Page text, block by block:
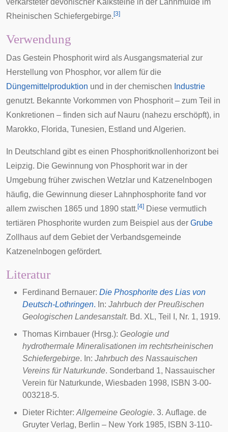
verkarsteter devonischer Kalksteine in der Lahnmulde im
Rheinischen Schiefergebirge. [3]
Verwendung
Das Gestein Phosphorit wird als Ausgangsmaterial zur
Herstellung von Phosphor, vor allem für die
Düngemittelproduktion und in der chemischen Industrie
genutzt. Bekannte Vorkommen von Phosphorit – zum Teil in
Konkretionen – finden sich auf Nauru (nahezu erschöpft), in
Marokko, Florida, Tunesien, Estland und Algerien.
In Deutschland gibt es einen Phosphoritknollenhorizont bei
Leipzig. Die Gewinnung von Phosphorit war in der
Umgebung früher zwischen Wetzlar und Katzenelnbogen
häufig, die Gewinnung dieser Lahnphosphorite fand vor
allem zwischen 1865 und 1890 statt. [4] Diese vermutlich
tertiären Phosphorite wurden zum Beispiel aus der Grube
Zollhaus auf dem Gebiet der Verbandsgemeinde
Katzenelnbogen gefördert.
Literatur
Ferdinand Bernauer: Die Phosphorite des Lias von
Deutsch-Lothringen. In: Jahrbuch der Preußischen
Geologischen Landesanstalt. Bd. XL, Teil I, Nr. 1, 1919.
Thomas Kirnbauer (Hrsg.): Geologie und
hydrothermale Mineralisationen im rechtsrheinischen
Schiefergebirge. In: Jahrbuch des Nassauischen
Vereins für Naturkunde. Sonderband 1, Nassauischer
Verein für Naturkunde, Wiesbaden 1998, ISBN 3-00-
003218-5.
Dieter Richter: Allgemeine Geologie. 3. Auflage. de
Gruyter Verlag, Berlin – New York 1985, ISBN 3-110-